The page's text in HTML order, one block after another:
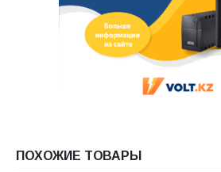
ПОХОЖИЕ ТОВАРЫ